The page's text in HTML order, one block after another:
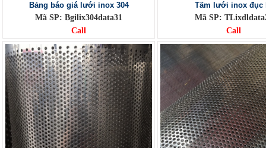
Bảng báo giá lưới inox 304
Mã SP: Bgilix304data31
Call
Tấm lưới inox đục
Mã SP:
Call